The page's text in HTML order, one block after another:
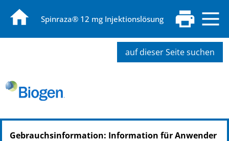
Spinraza® 12 mg Injektionslösung
auf dieser Seite suchen
PZN: 12561175
PPN: 111256117555
Gebrauchsinformation: Information für Anwender